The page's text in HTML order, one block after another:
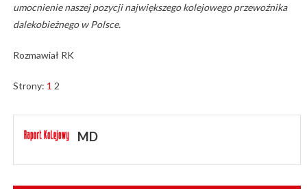
umocnienie naszej pozycji największego kolejowego przewoźnika
dalekobieżnego w Polsce.
Rozmawiał RK
Strony: 1 2
MD